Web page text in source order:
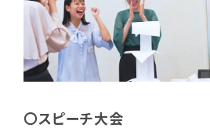
〇スピーチ大会